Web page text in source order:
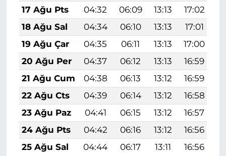
17 Ağu Pts
04:32 06:09 13:13 17:02
18 Ağu Sal
04:34 06:10 13:13 17:01
19 Ağu Çar
04:35 06:11 13:13 17:00
20 Ağu Per
04:37 06:12 13:13 16:59
21 Ağu Cum
04:38 06:13 13:12 16:59
22 Ağu Cts
04:39 06:14 13:12 16:58
23 Ağu Paz
04:41 06:15 13:12 16:57
24 Ağu Pts
04:42 06:16 13:12 16:56
25 Ağu Sal
04:44 06:17 13:11 16:56